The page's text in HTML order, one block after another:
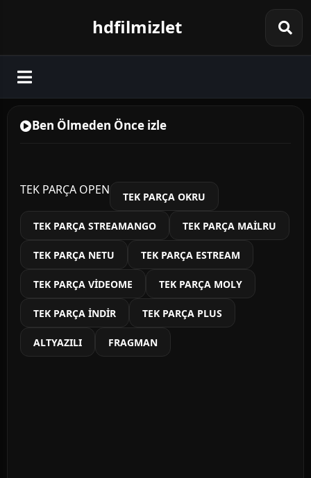
hdfilmizlet
Ben Ölmeden Önce izle
TEK PARÇA OPEN TEK PARÇA OKRU
TEK PARÇA STREAMANGO TEK PARÇA MAİLRU
TEK PARÇA NETU TEK PARÇA ESTREAM
TEK PARÇA VİDEOME TEK PARÇA MOLY
TEK PARÇA İNDİR TEK PARÇA PLUS
ALTYAZILI FRAGMAN